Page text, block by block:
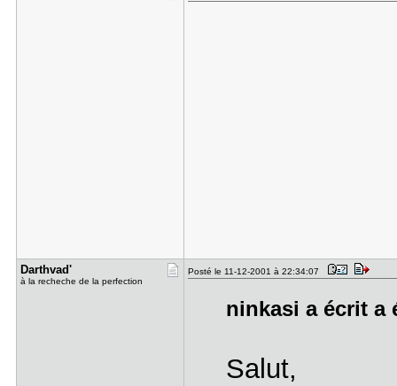
Darthvad'
à la recheche de la perfection
Posté le 11-12-2001 à 22:34:07
ninkasi a écrit a
Salut,